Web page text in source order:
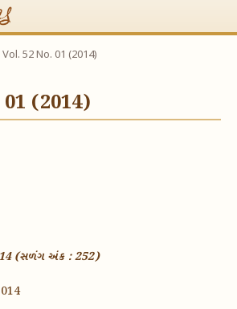
Vol. 52 No. 01 (2014)
(2014)
(સળંગ અંક : 252)